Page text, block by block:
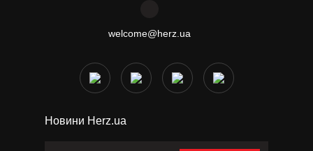
welcome@herz.ua
Новини Herz.ua